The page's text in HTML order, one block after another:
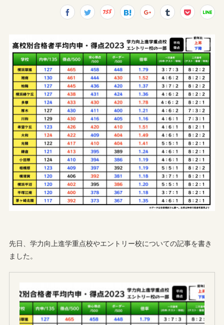
先日、学力向上進学重点校やエントリー校についての記事を書き
ました。